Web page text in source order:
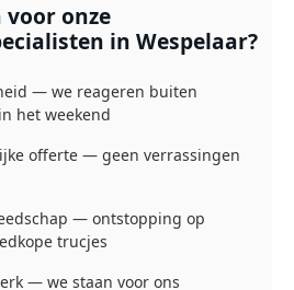
voor onze
in Wespelaar?
— we reageren buiten
het weekend
offerte — geen verrassingen
— ontstopping op
trucjes
— we staan voor ons